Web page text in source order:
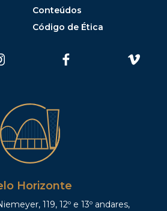
Conteúdos
Código de Ética
Horizonte
119, 12º e 13º andares,